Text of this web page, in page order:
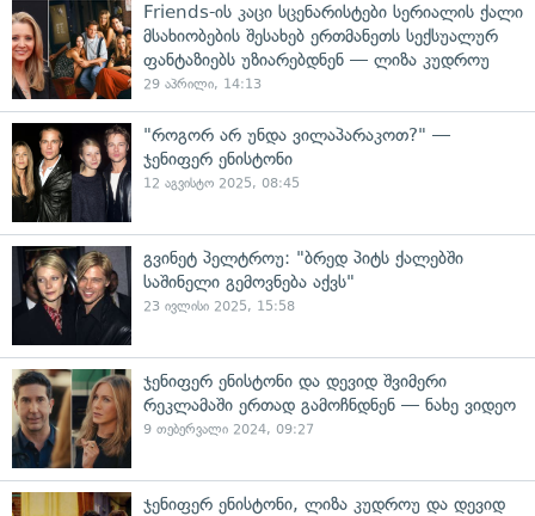
Friends-ის კაცი სცენარისტები სერიალის ქალი
მსახიობების შესახებ ერთმანეთს სექსუალურ
ფანტაზიებს უზიარებდნენ — ლიზა კუდროუ
29 აპრილი, 14:13
"როგორ არ უნდა ვილაპარაკოთ?" —
ჯენიფერ ენისტონი
12 აგვისტო 2025, 08:45
გვინეტ პელტროუ: "ბრედ პიტს ქალებში
საშინელი გემოვნება აქვს"
23 ივლისი 2025, 15:58
ჯენიფერ ენისტონი და დევიდ შვიმერი
რეკლამაში ერთად გამოჩნდნენ — ნახე ვიდეო
9 თებერვალი 2024, 09:27
ჯენიფერ ენისტონი, ლიზა კუდროუ და დევიდ